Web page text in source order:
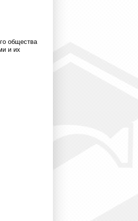
общества
и их